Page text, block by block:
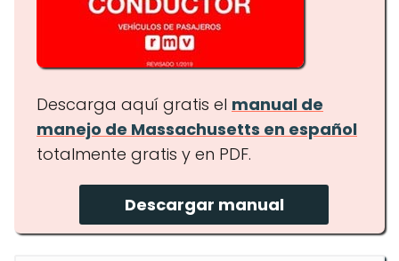
Descarga aquí gratis el manual de
manejo de Massachusetts en español
totalmente gratis y en PDF.
Descargar manual